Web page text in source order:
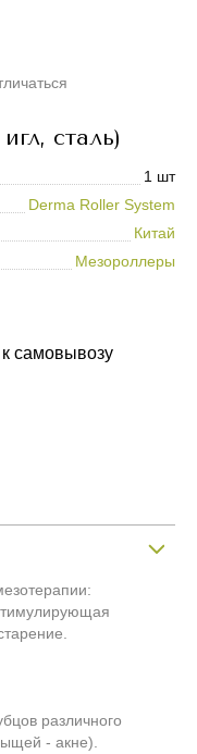
сталь)
1 шт
Derma Roller System
Китай
Мезороллеры
самовывозу
различного
- акне).